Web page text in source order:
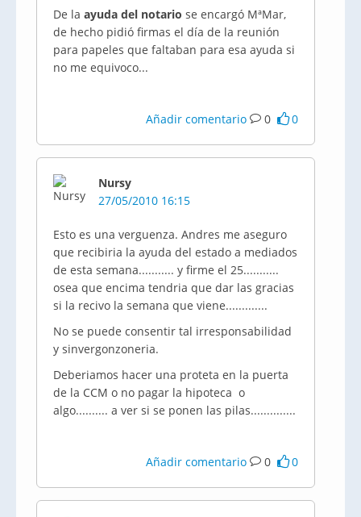
De la ayuda del notario se encargó MªMar,
de hecho pidió firmas el día de la reunión
para papeles que faltaban para esa ayuda si
no me equivoco...
Añadir comentario 0 0
Nursy
27/05/2010 16:15
Esto es una verguenza. Andres me aseguro
que recibiria la ayuda del estado a mediados
de esta semana........... y firme el 25...........
osea que encima tendria que dar las gracias
si la recivo la semana que viene.............
No se puede consentir tal irresponsabilidad
y sinvergonzoneria.
Deberiamos hacer una proteta en la puerta
de la CCM o no pagar la hipoteca o
algo.......... a ver si se ponen las pilas..............
Añadir comentario 0 0